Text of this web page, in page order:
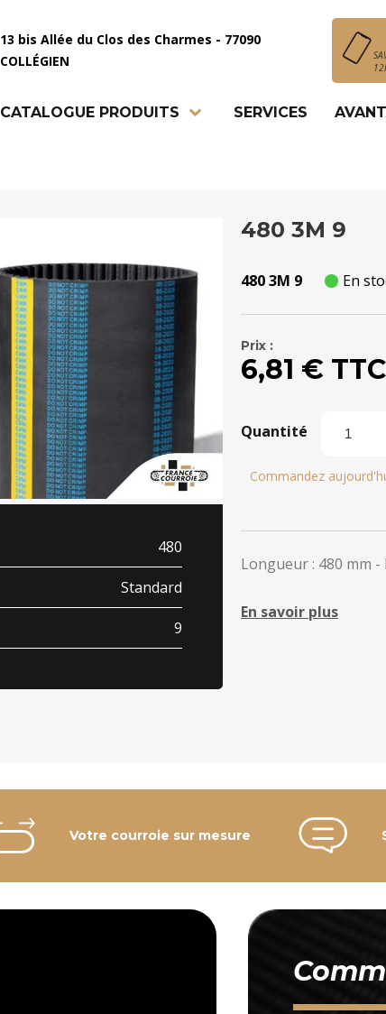
13 bis Allée du Clos des Charmes - 77090
COLLÉGIEN
CATALOGUE PRODUITS SERVICES
480
Standard
9
480 3M 9
480 3M 9 En
Prix :
6,81 € TTC
Quantité
Commandez
Longueur : 480 mm -
En savoir plus
Votre courroie sur mesure